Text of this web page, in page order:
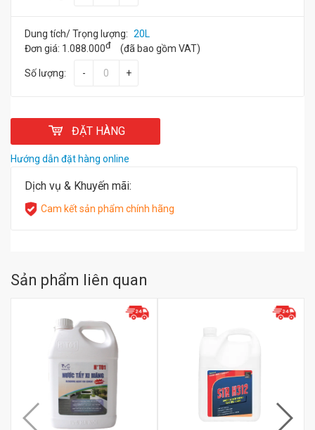
Dung tích/ Trọng lượng: 20L
Đơn giá: 1.088.000đ (đã bao gồm VAT)
Số lượng: - +
ĐẶT HÀNG
Hướng dẫn đặt hàng online
Dịch vụ & Khuyến mãi:
Cam kết sản phẩm chính hãng
Sản phẩm liên quan